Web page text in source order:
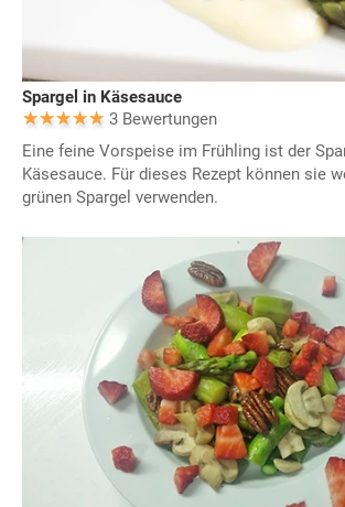
Spargel in Käsesauce
3 Bewertungen
Eine feine Vorspeise im Frühling ist der
Käsesauce. Für dieses Rezept können sie
grünen Spargel verwenden.